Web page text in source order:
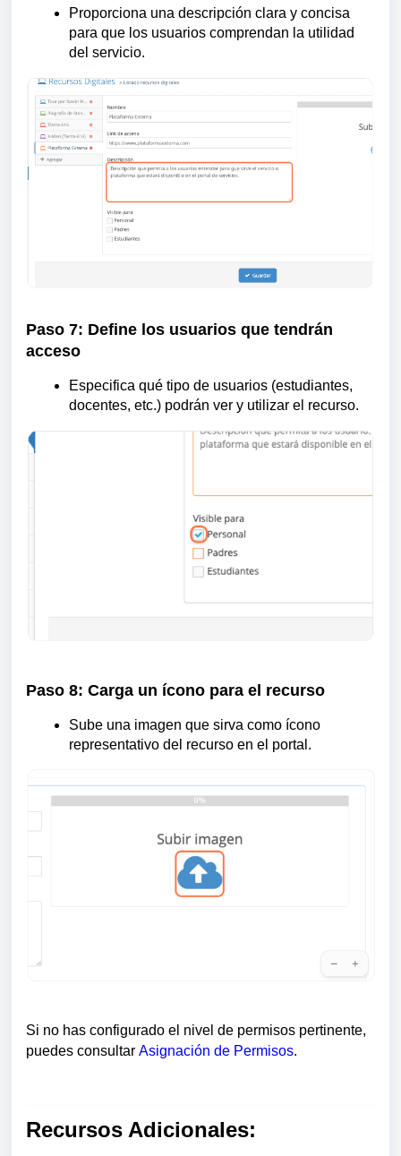
Proporciona una descripción clara y concisa
para que los usuarios comprendan la utilidad
del servicio.
Paso 7: Define los usuarios que tendrán
acceso
Especifica qué tipo de usuarios (estudiantes,
docentes, etc.) podrán ver y utilizar el recurso.
Paso 8: Carga un ícono para el recurso
Sube una imagen que sirva como ícono
representativo del recurso en el portal.
Si no has configurado el nivel de permisos pertinente,
puedes consultar Asignación de Permisos.
Recursos Adicionales: